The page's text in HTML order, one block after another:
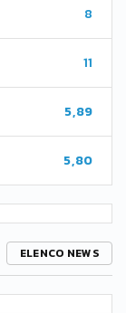
8
11
5,89
5,80
ELENCO NEWS